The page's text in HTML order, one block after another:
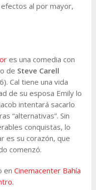
efectos al por mayor,
es una comedia con
de Steve Carell
Cal tiene una vida
de su esposa Emily lo
intentará sacarlo
“alternativas”. Sin
conquistas, lo
es su corazón, que
comenzó.
en Cinemacenter Bahía